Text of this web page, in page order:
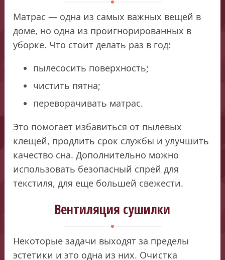
Матрас — одна из самых важных вещей в
доме, но одна из проигнорированных в
уборке. Что стоит делать раз в год:
пылесосить поверхность;
чистить пятна;
переворачивать матрас.
Это помогает избавиться от пылевых
клещей, продлить срок службы и улучшить
качество сна. Дополнительно можно
использовать безопасный спрей для
текстиля, для еще большей свежести.
Вентиляция сушилки
Некоторые задачи выходят за пределы
эстетики и это одна из них. Очистка